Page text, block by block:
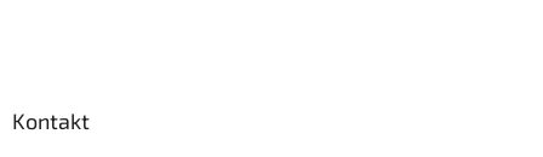
Kontakt